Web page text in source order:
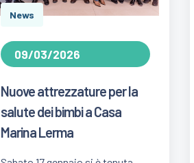
News
09/03/2026
Nuove attrezzature per la
salute dei bimbi a Casa
Marina Lerma